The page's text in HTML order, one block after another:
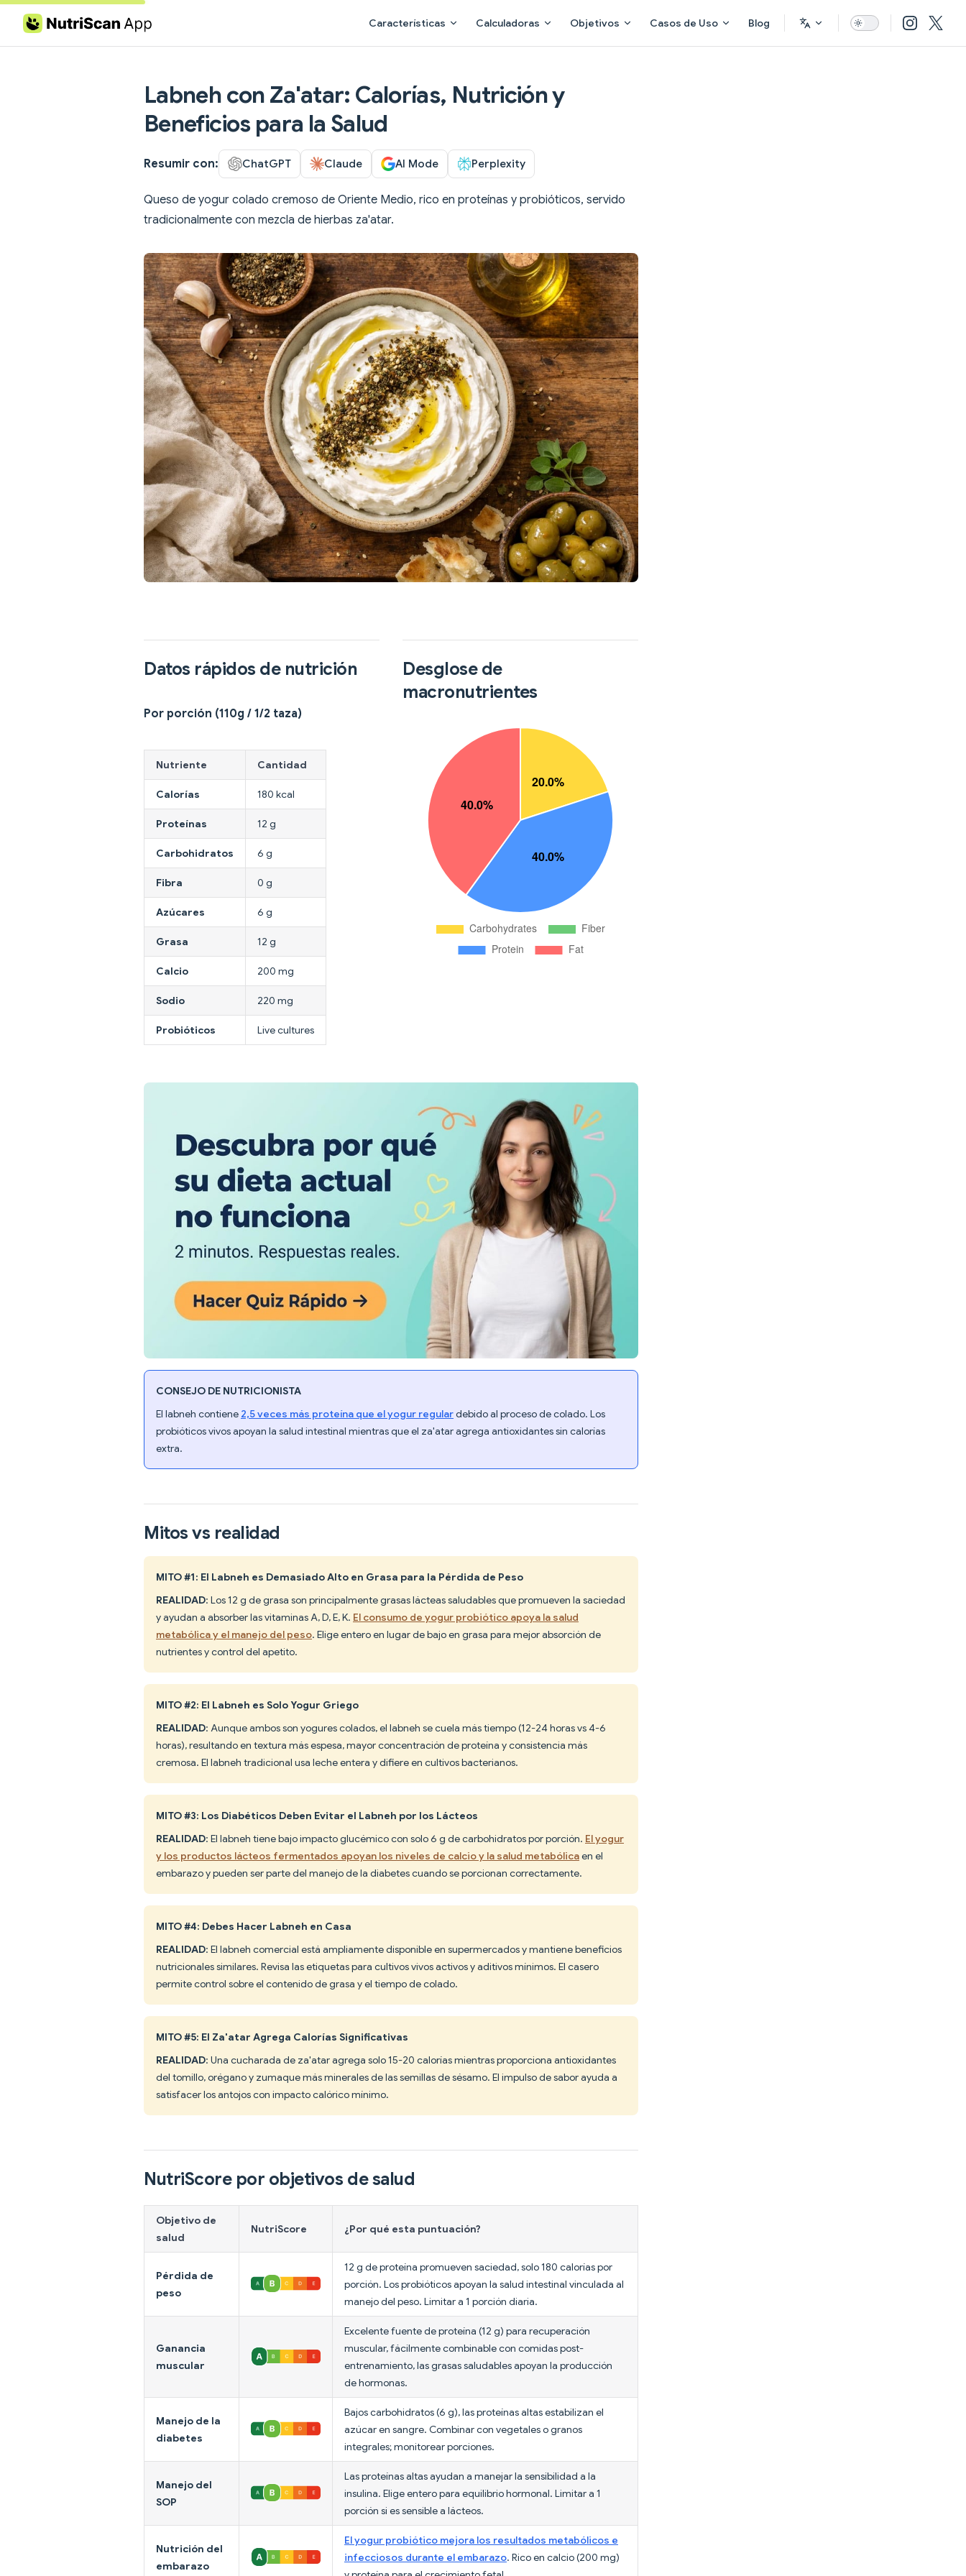
Skip to content Características Calculadoras Objetivos Casos de Uso Blog
Labneh con Za'atar: Calorías, Nutrición y
Beneficios para la Salud
Resumir con: ChatGPT Claude AI Mode Perplexity
Queso de yogur colado cremoso de Oriente Medio, rico en proteínas y probióticos, servido
tradicionalmente con mezcla de hierbas za'atar.
Datos rápidos de nutrición
Por porción (110g / 1/2 taza)
Nutriente Cantidad
Calorías 180 kcal
Proteínas 12 g
Carbohidratos 6 g
Fibra 0 g
Azúcares 6 g
Grasa 12 g
Calcio 200 mg
Sodio 220 mg
Probióticos Live cultures
Desglose de
macronutrientes
CONSEJO DE NUTRICIONISTA
El labneh contiene 2,5 veces más proteína que el yogur regulardebido al proceso de colado. Los
probióticos vivos apoyan la salud intestinal mientras que el za'atar agrega antioxidantes sin calorías
extra.
Mitos vs realidad
MITO #1: El Labneh es Demasiado Alto en Grasa para la Pérdida de Peso
REALIDAD: Los 12 g de grasa son principalmente grasas lácteas saludables que promueven la saciedad
y ayudan a absorber las vitaminas A, D, E, K. El consumo de yogur probiótico apoya la salud
metabólica y el manejo del peso. Elige entero en lugar de bajo en grasa para mejor absorción de
nutrientes y control del apetito.
MITO #2: El Labneh es Solo Yogur Griego
REALIDAD: Aunque ambos son yogures colados, el labneh se cuela más tiempo (12-24 horas vs 4-6
horas), resultando en textura más espesa, mayor concentración de proteína y consistencia más
cremosa. El labneh tradicional usa leche entera y difiere en cultivos bacterianos.
MITO #3: Los Diabéticos Deben Evitar el Labneh por los Lácteos
REALIDAD: El labneh tiene bajo impacto glucémico con solo 6 g de carbohidratos por porción. El yogur
y los productos lácteos fermentados apoyan los niveles de calcio y la salud metabólicaen el
embarazo y pueden ser parte del manejo de la diabetes cuando se porcionan correctamente.
MITO #4: Debes Hacer Labneh en Casa
REALIDAD: El labneh comercial está ampliamente disponible en supermercados y mantiene beneficios
nutricionales similares. Revisa las etiquetas para cultivos vivos activos y aditivos mínimos. El casero
permite control sobre el contenido de grasa y el tiempo de colado.
MITO #5: El Za'atar Agrega Calorías Significativas
REALIDAD: Una cucharada de za'atar agrega solo 15-20 calorías mientras proporciona antioxidantes
del tomillo, orégano y zumaque más minerales de las semillas de sésamo. El impulso de sabor ayuda a
satisfacer los antojos con impacto calórico mínimo.
NutriScore por objetivos de salud
Objetivo de
salud
NutriScore ¿Por qué esta puntuación?
Pérdida de
peso
12 g de proteína promueven saciedad, solo 180 calorías por
porción. Los probióticos apoyan la salud intestinal vinculada al
manejo del peso. Limitar a 1 porción diaria.
Ganancia
muscular
Excelente fuente de proteína (12 g) para recuperación
muscular, fácilmente combinable con comidas post-
entrenamiento, las grasas saludables apoyan la producción
de hormonas.
Manejo de la
diabetes
Bajos carbohidratos (6 g), las proteínas altas estabilizan el
azúcar en sangre. Combinar con vegetales o granos
integrales; monitorear porciones.
Manejo del
SOP
Las proteínas altas ayudan a manejar la sensibilidad a la
insulina. Elige entero para equilibrio hormonal. Limitar a 1
porción si es sensible a lácteos.
Nutrición del
embarazo
El yogur probiótico mejora los resultados metabólicos e
infecciosos durante el embarazo. Rico en calcio (200 mg)